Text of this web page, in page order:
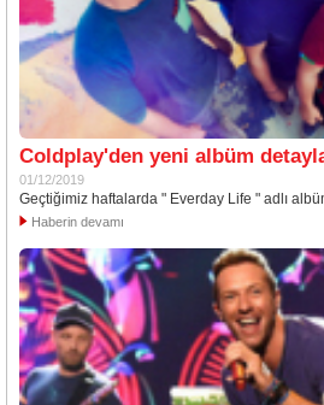
Coldplay'den yeni albüm
01/12/2019
Geçtiğimiz haftalarda " Everday Life " adlı
Haberin devamı